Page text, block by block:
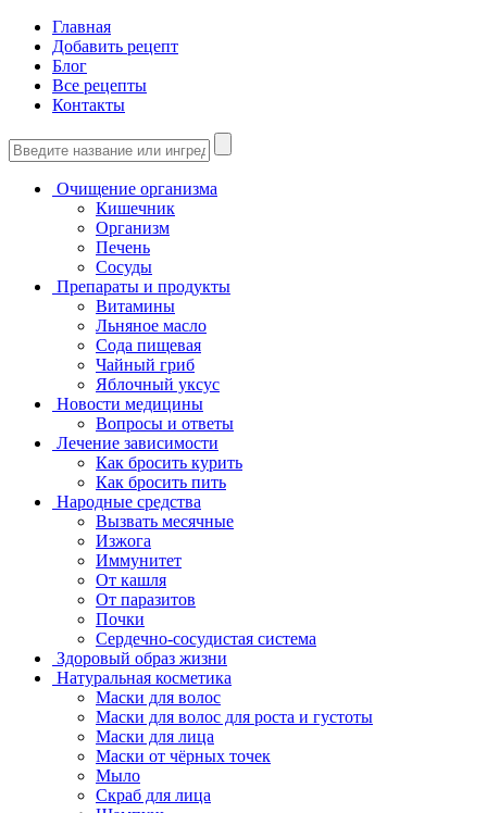
Главная
Добавить рецепт
Блог
Все рецепты
Контакты
Очищение организма
Кишечник
Организм
Печень
Сосуды
Препараты и продукты
Витамины
Льняное масло
Сода пищевая
Чайный гриб
Яблочный уксус
Новости медицины
Вопросы и ответы
Лечение зависимости
Как бросить курить
Как бросить пить
Народные средства
Вызвать месячные
Изжога
Иммунитет
От кашля
От паразитов
Почки
Сердечно-сосудистая система
Здоровый образ жизни
Натуральная косметика
Маски для волос
Маски для волос для роста и густоты
Маски для лица
Маски от чёрных точек
Мыло
Скраб для лица